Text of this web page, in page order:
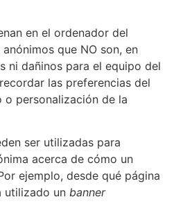
en el ordenador del
que NO son, en
ni dañinos para el equipo del
las preferencias del
o personalización de la
ser utilizadas para
acerca de cómo un
ejemplo, desde qué página
utilizado un banner